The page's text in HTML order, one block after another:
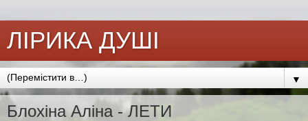
ЛІРИКА ДУШІ
▼
Блохіна Аліна - ЛЕТИ